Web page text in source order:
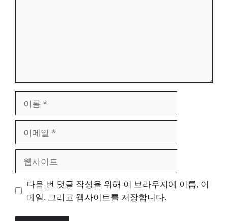
일
트
다음 번 댓글 작성을 위해 이 브라우저에 이름, 이
메일, 그리고 웹사이트를 저장합니다.